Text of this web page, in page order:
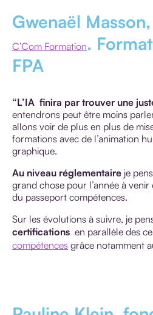
Gwenaël
C’Com Formation.
FPA
“L’IA finira par trouver une
entendrons peut être moins
allons voir de plus en plus de
formations avec de l’animation
graphique.
Au niveau réglementaire je
grand chose pour l’année à
du passeport compétences.
Sur les évolutions à suivre, je
certifications en parallèle des
compétences grâce notamment